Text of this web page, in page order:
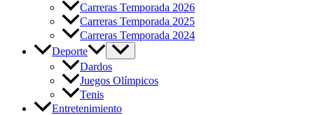
Carreras Temporada 2026
Carreras Temporada 2025
Carreras Temporada 2024
Deporte
Dardos
Juegos Olímpicos
Tenis
Entretenimiento